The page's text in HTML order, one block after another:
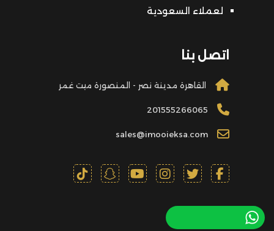
لعملاء السعودية
اتصل بنا
القاهرة مدينة نصر - المنصورة ميت غمر
201555266065
sales@imooieksa.com